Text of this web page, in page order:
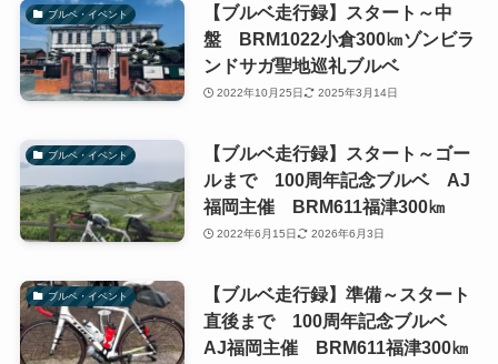
ブルベ・イベント
【ブルベ走行録】スタート～中
盤 BRM1022小倉300㎞ゾンビラ
ンドサガ聖地巡礼ブルベ
2022年10月25日 2025年3月14日
ブルベ・イベント
【ブルベ走行録】スタート～ゴー
ルまで 100周年記念ブルベ AJ
福岡主催 BRM611福津300㎞
2022年6月15日 2026年6月3日
ブルベ・イベント
【ブルベ走行録】準備～スタート
直後まで 100周年記念ブルベ
AJ福岡主催 BRM611福津300㎞